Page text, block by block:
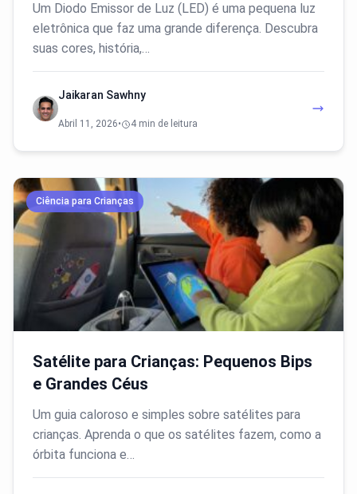
Um Diodo Emissor de Luz (LED) é uma pequena luz
eletrônica que faz uma grande diferença. Descubra
suas cores, história,…
Jaikaran Sawhny
Abril 11, 2026• 4 min de leitura
Ciência para Crianças
Satélite para Crianças: Pequenos Bips
e Grandes Céus
Um guia caloroso e simples sobre satélites para
crianças. Aprenda o que os satélites fazem, como a
órbita funciona e…